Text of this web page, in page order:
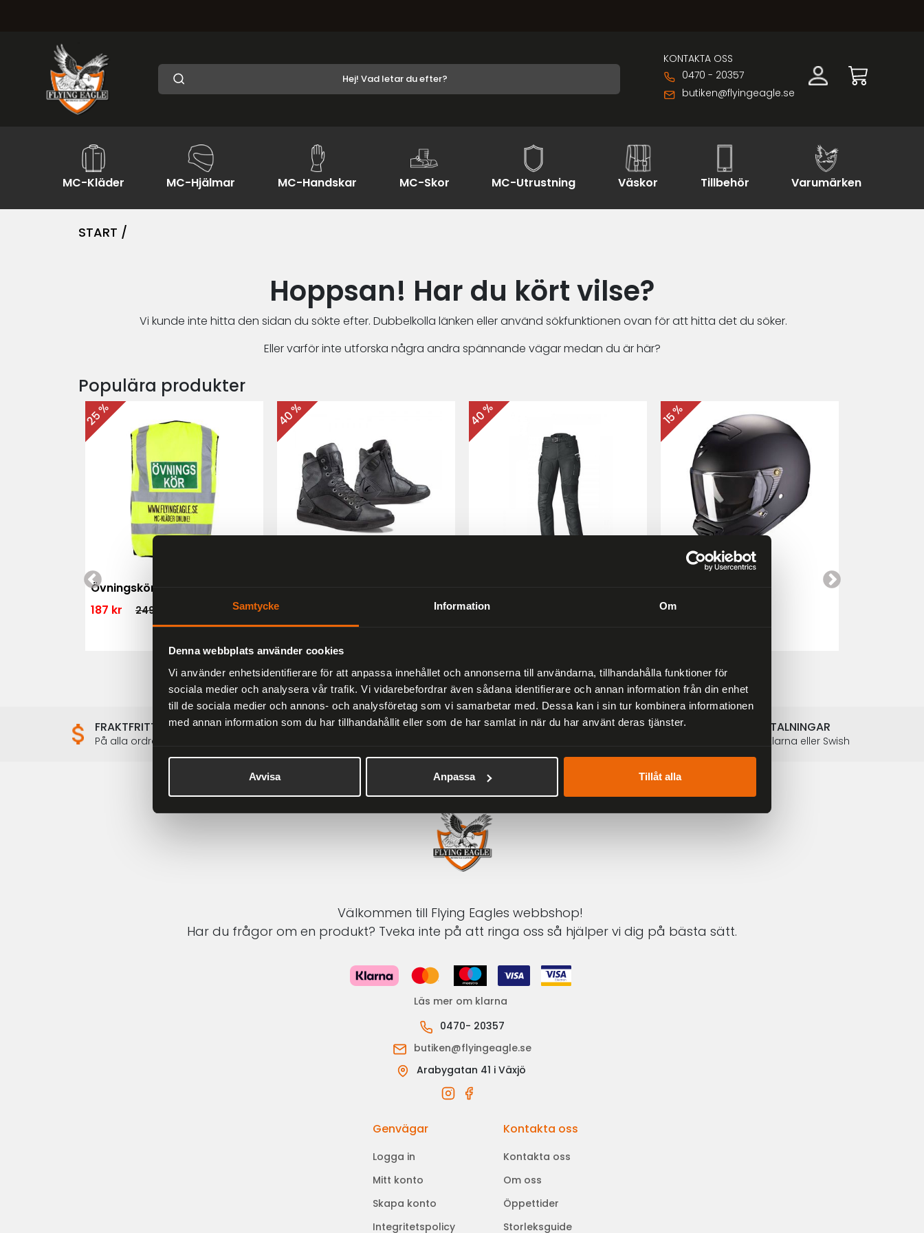
Samtycke Information Om
Denna webbplats använder cookies
Vi använder enhetsidentifierare för att anpassa innehållet och annonserna till användarna, tillhandahålla funktioner för
sociala medier och analysera vår trafik. Vi vidarebefordrar även sådana identifierare och annan information från din enhet
till de sociala medier och annons- och analysföretag som vi samarbetar med. Dessa kan i sin tur kombinera informationen
med annan information som du har tillhandahållit eller som de har samlat in när du har använt deras tjänster.
Avvisa Anpassa Tillåt alla
KONTAKTA OSS
0470 - 20357
butiken@flyingeagle.se
MC-Kläder MC-Hjälmar MC-Handskar MC-Skor MC-Utrustning Väskor Tillbehör Varumärken
START /
Hoppsan! Har du kört vilse?
Vi kunde inte hitta den sidan du sökte efter. Dubbelkolla länken eller använd sökfunktionen ovan för att hitta det du söker.
Eller varför inte utforska några andra spännande vägar medan du är här?
Populära produkter
25 %
Övningskörningsväst MC
187 kr
249 kr
40 % 40 %
Touring/Enduro MC-byxa
15 %
Mattsvart
FRAKTFRITT
På alla ordrar över 2000 kr
1-3 DAGAR LEVERANS SÄKRA BETALNINGAR
Betalkort, Klarna eller Swish
Välkommen till Flying Eagles webbshop!
Har du frågor om en produkt? Tveka inte på att ringa oss så hjälper vi dig på bästa sätt.
Läs mer om klarna
0470- 20357
butiken@flyingeagle.se
Arabygatan 41 i Växjö
Genvägar
Logga in
Mitt konto
Skapa konto
Integritetspolicy
Kontakta oss
Kontakta oss
Om oss
Öppettider
Storleksguide